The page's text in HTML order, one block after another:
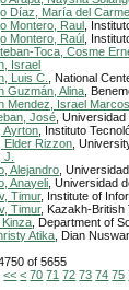
Díaz, María del
Montero, Raul
,
Montero, Raúl
,
Toca, Cosme
Israel
Luis C.
, National
Guzmán, Alina ,
Mendez, Israel Marcos
José ,
Ayrton , Instituto
Elder Rizzon ,
Alejandro ,
Anayeli , Universidad
Timur, Institute of
Timur, Kazakh-British
Kinza , Department of
Atika , Dian
of 5655
<< < 70 71 72 73 74 75